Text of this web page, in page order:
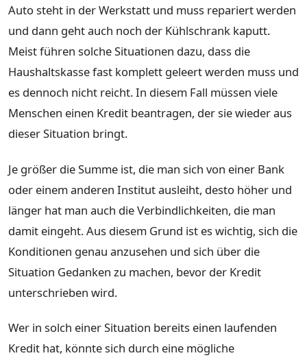
Auto steht in der Werkstatt und muss repariert werden
und dann geht auch noch der Kühlschrank kaputt.
Meist führen solche Situationen dazu, dass die
Haushaltskasse fast komplett geleert werden muss und
es dennoch nicht reicht. In diesem Fall müssen viele
Menschen einen Kredit beantragen, der sie wieder aus
dieser Situation bringt.
Je größer die Summe ist, die man sich von einer Bank
oder einem anderen Institut ausleiht, desto höher und
länger hat man auch die Verbindlichkeiten, die man
damit eingeht. Aus diesem Grund ist es wichtig, sich die
Konditionen genau anzusehen und sich über die
Situation Gedanken zu machen, bevor der Kredit
unterschrieben wird.
Wer in solch einer Situation bereits einen laufenden
Kredit hat, könnte sich durch eine mögliche